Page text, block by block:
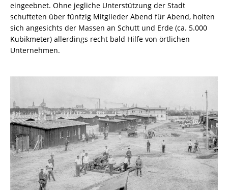
eingeebnet. Ohne jegliche Unterstützung der Stadt
schufteten über fünfzig Mitglieder Abend für Abend, holten
sich angesichts der Massen an Schutt und Erde (ca. 5.000
Kubikmeter) allerdings recht bald Hilfe von örtlichen
Unternehmen.